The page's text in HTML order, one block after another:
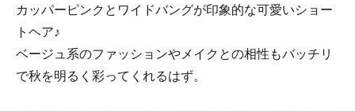
カッパーピンクとワイドバングが印象的な可愛いショー
トヘア♪
ベージュ系のファッションやメイクとの相性もバッチリ
で秋を明るく彩ってくれるはず。